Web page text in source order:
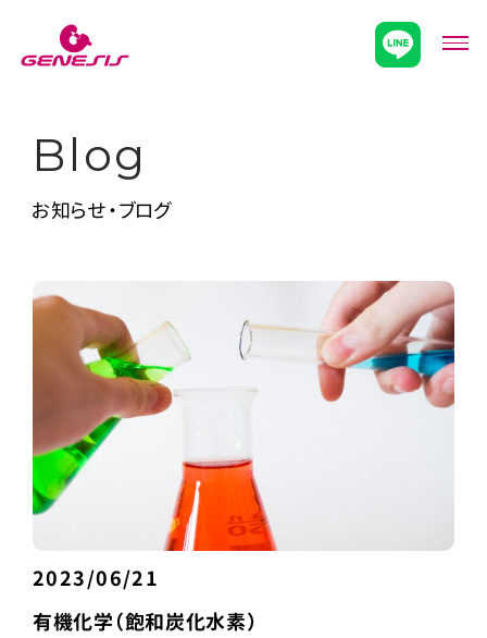
次世代型超個別塾Genesis メ
Blog
お知らせ・ブログ
2023/06/21
有機化学（飽和炭化水素）